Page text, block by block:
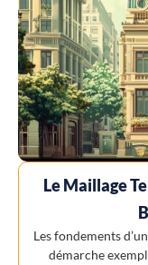
Le Maillage
Les fondements
démarche